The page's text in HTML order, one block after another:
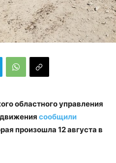
областного управления
сообщили
произошла 12 августа в